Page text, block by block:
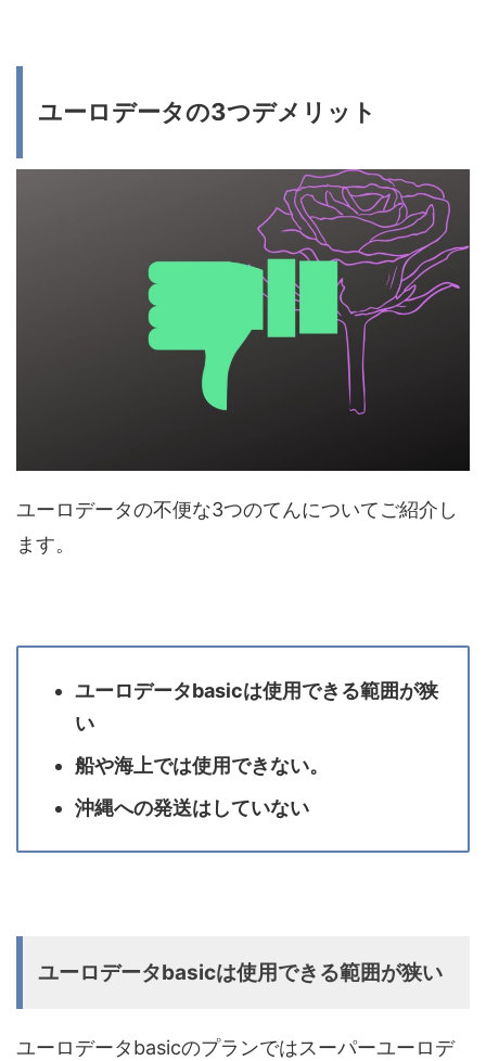
ユーロデータの3つデメリット
ユーロデータの不便な3つのてんについてご紹介し
ます。
ユーロデータbasicは使用できる範囲が狭
い
船や海上では使用できない。
沖縄への発送はしていない
ユーロデータbasicは使用できる範囲が狭い
ユーロデータbasicのプランではスーパーユーロデ